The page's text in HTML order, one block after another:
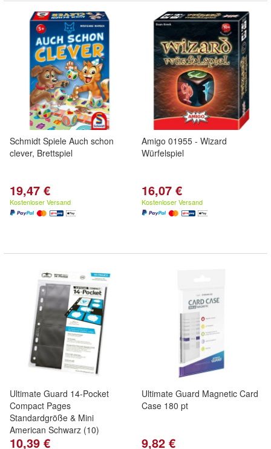
Schmidt Spiele Auch schon
clever, Brettspiel
19,47 €
Kostenloser Versand
Amigo 01955 - Wizard
Würfelspiel
16,07 €
Kostenloser Versand
Ultimate Guard 14-Pocket
Compact Pages
Standardgröße & Mini
American Schwarz (10)
10,39 €
Ultimate Guard Magnetic Card
Case 180 pt
9,82 €